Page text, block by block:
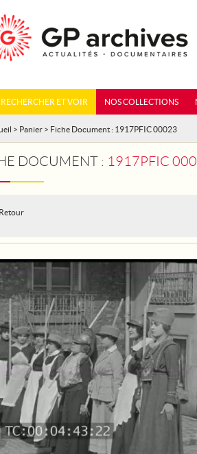
RECHERCHER ET VOIR NOS COLLECTIONS
> Panier > Fiche Document : 1917PFIC 00023
DOCUMENT : 1917PFIC
Retour